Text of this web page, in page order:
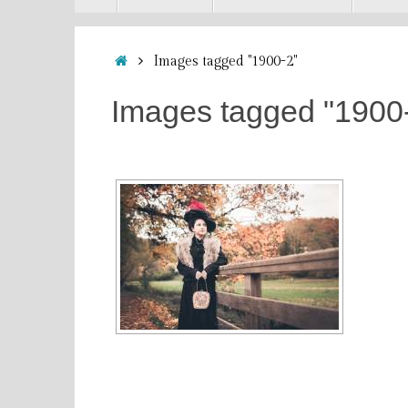
Accueil
Images tagged "1900-2"
Images tagged